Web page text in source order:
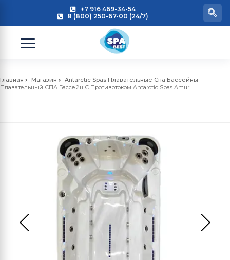
+7 916 469-34-54
8 (800) 250-67-00 (24/7)
Главная Магазин
Antarctic Spas Плавательные Спа Бассейны
Плавательный СПА Бассейн С Противотоком Antarctic Spas Amur